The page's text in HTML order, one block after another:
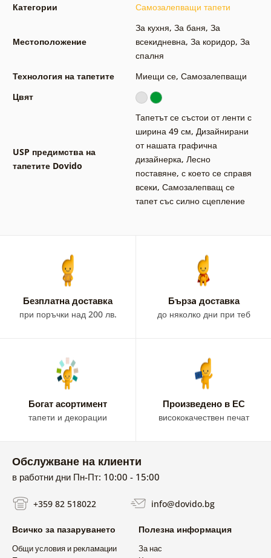
Категории Самозалепващи тапети
Местоположение
За кухня, За баня, За
всекидневна, За коридор, За
спалня
Технология на тапетите
Миещи се, Самозалепващи
Цвят
USP предимства на
тапетите Dovido
Тапетът се състои от ленти с
ширина 49 см, Дизайнирани
от нашата графична
дизайнерка, Лесно
поставяне, с което се справя
всеки, Самозалепващ се
тапет със силно сцепление
Безплатна доставка
при поръчки над 200 лв.
Бързa доставка
до няколко дни при теб
Богат асортимент
тапети и декорации
Произведено в ЕС
висококачествен печат
Обслужване на клиенти
в работни дни Пн-Пт: 10:00 - 15:00
+359 82 518022 info@dovido.bg
Всичко за пазаруването
Общи условия и рекламации
Полезна информация
За нас